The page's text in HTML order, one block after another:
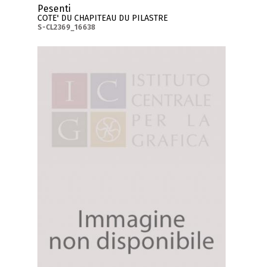
Pesenti
COTE' DU CHAPITEAU DU PILASTRE
S-CL2369_16638